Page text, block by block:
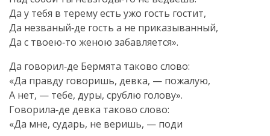
Да у тебя в терему есть ужо гость гостит,
Да незваный‑де гость а не приказыванный,
Да с твоею‑то женою забавляется».
Да говорил‑де Бермята таково слово:
«Да правду говоришь, девка, — пожалую,
А нет, — тебе, дуры, срублю голову».
Говорила‑де девка таково слово:
«Да мне, сударь, не веришь, — поди